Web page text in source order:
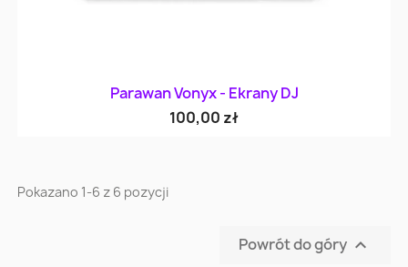
Parawan Vonyx - Ekrany DJ
100,00 zł
Pokazano 1-6 z 6 pozycji
Powrót do góry 